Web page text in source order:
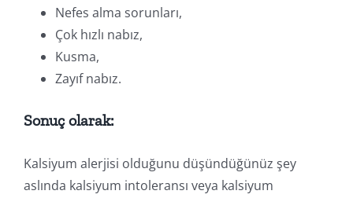
Nefes alma sorunları,
Çok hızlı nabız,
Kusma,
Zayıf nabız.
Sonuç olarak:
Kalsiyum alerjisi olduğunu düşündüğünüz şey
aslında kalsiyum intoleransı veya kalsiyum